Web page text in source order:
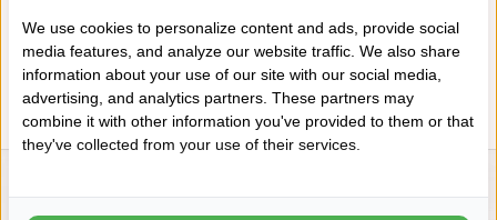
LARGE 120U
€199,95 €99,98
LIENSLINNENWINKEL.NL
We use cookies to personalize content and ads, provide social
media features, and analyze our website traffic. We also share
information about your use of our site with our social media,
advertising, and analytics partners. These partners may
combine it with other information you've provided to them or that
they've collected from your use of their services.